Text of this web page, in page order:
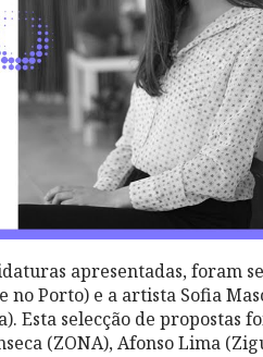
apresentadas, foram
no Porto) e a artista Sofia
Esta selecção de propostas
(ZONA), Afonso Lima